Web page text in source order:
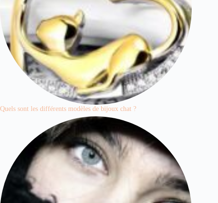
Quels sont les différents modèles de bijoux chat ?